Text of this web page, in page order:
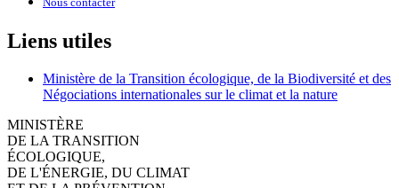
Nous contacter
Liens utiles
Ministère de la Transition écologique, de la Biodiversité et des
Négociations internationales sur le climat et la nature
MINISTÈRE
DE LA TRANSITION
ÉCOLOGIQUE,
DE L'ÉNERGIE, DU CLIMAT